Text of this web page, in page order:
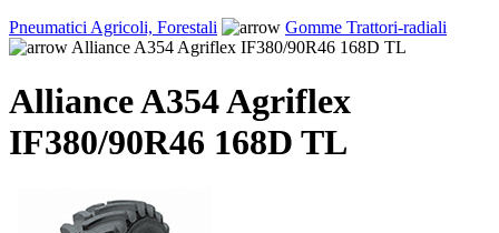
Pneumatici Agricoli, Forestali
Gomme Trattori-radiali
Alliance A354 Agriflex IF380/90R46 168D TL
Alliance A354 Agriflex
IF380/90R46 168D TL